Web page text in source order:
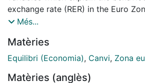
exchange rate (RER) in the Euro
emphasis in tariff rates. Diminishing
on substitution or income effects.
substitution effect prevails, lower
depreciates the euro. When the
Més...
Matèries
Equilibri (Economia), Canvi, Zona
Matèries (anglès)